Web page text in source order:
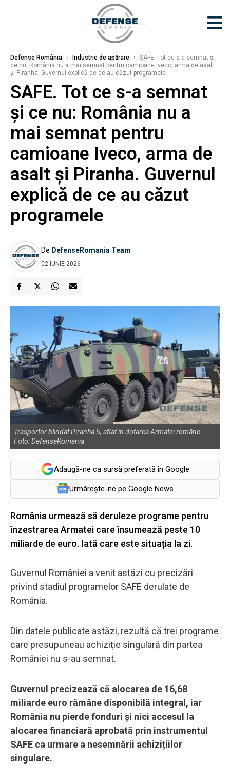
Defense România › Industrie de apărare ›
SAFE. Tot ce s-a semnat și
ce nu: România nu a mai semnat pentru camioane Iveco, arma de asalt
și Piranha. Guvernul explică de ce au căzut programele
SAFE. Tot ce s-a semnat
și ce nu: România nu a
mai semnat pentru
camioane Iveco, arma de
asalt și Piranha. Guvernul
explică de ce au căzut
programele
De DefenseRomania Team
02 IUNIE 2026
Trasportor blindat Piranha 5, aflat în dotarea Armatei române.
Foto: DefenseRomania
Adaugă-ne ca sursă preferată în Google
Urmărește-ne pe Google News
România urmează să deruleze programe pentru
înzestrarea Armatei care însumează peste 10
miliarde de euro. Iată care este situația la zi.
Guvernul României a venit astăzi cu precizări
privind stadiul programelor SAFE derulate de
România.
Din datele publicate astăzi, rezultă că trei programe
care presupuneau achiziție singulară din partea
României nu s-au semnat.
Guvernul precizează că alocarea de 16,68
miliarde euro rămâne disponibilă integral, iar
România nu pierde fonduri și nici accesul la
alocarea financiară aprobată prin instrumentul
SAFE ca urmare a nesemnării achizițiilor
singulare.